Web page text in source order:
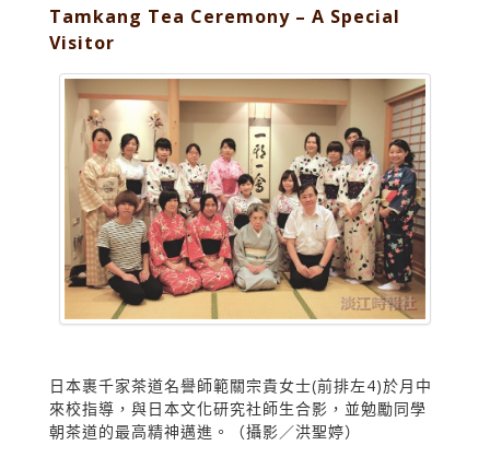
Tamkang Tea Ceremony – A Special
Visitor
日本裹千家茶道名譽師範關宗貴女士(前排左4)於月中
來校指導，與日本文化研究社師生合影，並勉勵同學
朝茶道的最高精神邁進。（攝影／洪聖婷）